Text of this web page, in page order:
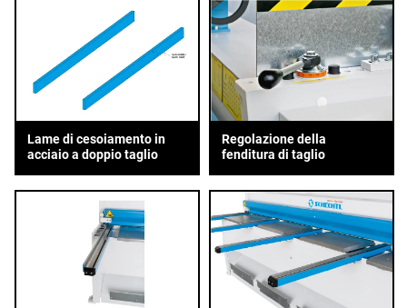
Lame di cesoiamento in
acciaio a doppio taglio
Regolazione della
fenditura di taglio